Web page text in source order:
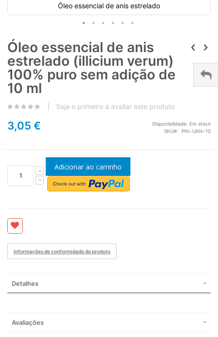
Óleo essencial de anis estrelado
Óleo essencial de anis
estrelado (illicium verum)
100% puro sem adição de
10 ml
Seja o primeiro a avaliar este produto
3,05 € Disponibilidade: Em stock
SKU
PNI-UAN-10
Adicionar ao carrinho
Informações de conformidade do produto
Detalhes
Avaliações